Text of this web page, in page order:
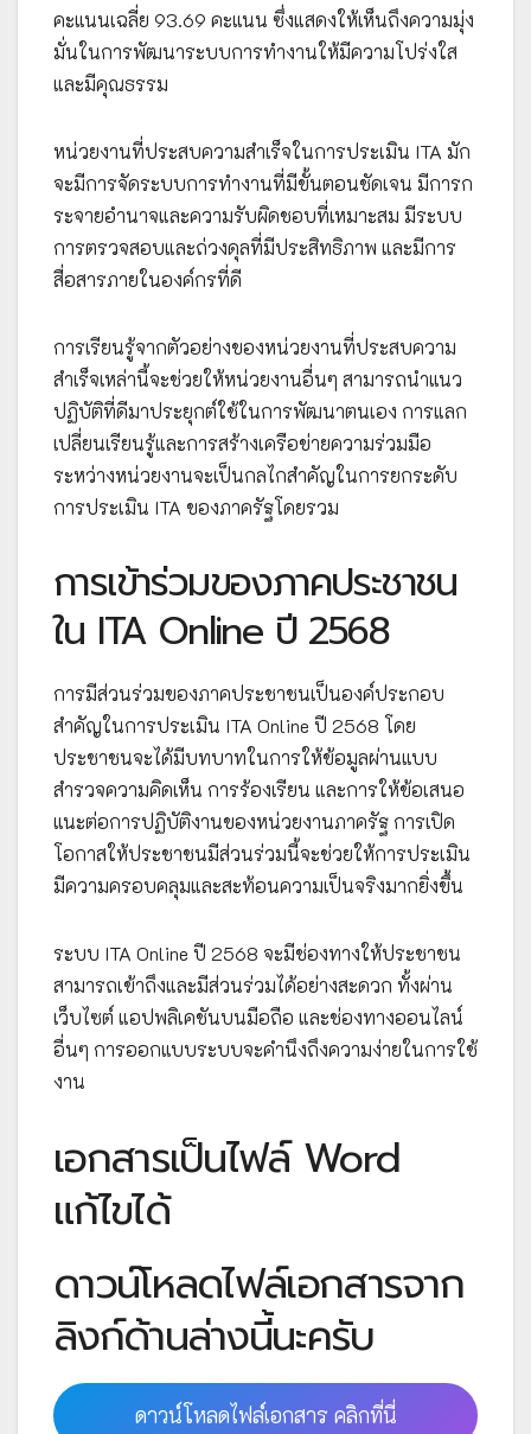
คะแนนเฉลี่ย 93.69 คะแนน ซึ่งแสดงให้เห็นถึงความมุ่ง
มั่นในการพัฒนาระบบการทำงานให้มีความโปร่งใส
และมีคุณธรรม
หน่วยงานที่ประสบความสำเร็จในการประเมิน ITA มัก
จะมีการจัดระบบการทำงานที่มีขั้นตอนชัดเจน มีการก
ระจายอำนาจและความรับผิดชอบที่เหมาะสม มีระบบ
การตรวจสอบและถ่วงดุลที่มีประสิทธิภาพ และมีการ
สื่อสารภายในองค์กรที่ดี
การเรียนรู้จากตัวอย่างของหน่วยงานที่ประสบความ
สำเร็จเหล่านี้จะช่วยให้หน่วยงานอื่นๆ สามารถนำแนว
ปฏิบัติที่ดีมาประยุกต์ใช้ในการพัฒนาตนเอง การแลก
เปลี่ยนเรียนรู้และการสร้างเครือข่ายความร่วมมือ
ระหว่างหน่วยงานจะเป็นกลไกสำคัญในการยกระดับ
การประเมิน ITA ของภาครัฐโดยรวม
การเข้าร่วมของภาคประชาชน
ใน ITA Online ปี 2568
การมีส่วนร่วมของภาคประชาชนเป็นองค์ประกอบ
สำคัญในการประเมิน ITA Online ปี 2568 โดย
ประชาชนจะได้มีบทบาทในการให้ข้อมูลผ่านแบบ
สำรวจความคิดเห็น การร้องเรียน และการให้ข้อเสนอ
แนะต่อการปฏิบัติงานของหน่วยงานภาครัฐ การเปิด
โอกาสให้ประชาชนมีส่วนร่วมนี้จะช่วยให้การประเมิน
มีความครอบคลุมและสะท้อนความเป็นจริงมากยิ่งขึ้น
ระบบ ITA Online ปี 2568 จะมีช่องทางให้ประชาชน
สามารถเข้าถึงและมีส่วนร่วมได้อย่างสะดวก ทั้งผ่าน
เว็บไซต์ แอปพลิเคชันบนมือถือ และช่องทางออนไลน์
อื่นๆ การออกแบบระบบจะคำนึงถึงความง่ายในการใช้
งาน
เอกสารเป็นไฟล์ Word
แก้ไขได้
ดาวน์โหลดไฟล์เอกสารจาก
ลิงก์ด้านล่างนี้นะครับ
ดาวน์โหลดไฟล์เอกสาร คลิกที่นี่